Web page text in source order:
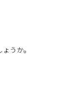
うか。